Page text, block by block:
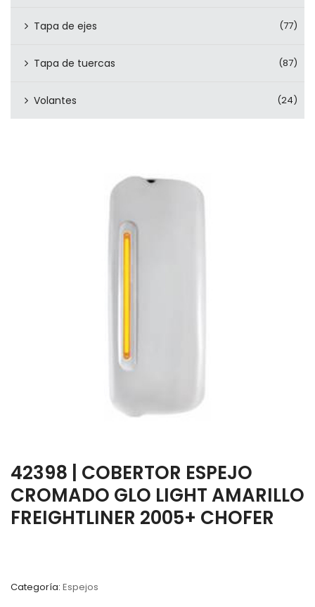
Tapa de ejes (77)
Tapa de tuercas (87)
Volantes (24)
42398 | COBERTOR ESPEJO
CROMADO GLO LIGHT AMARILLO
FREIGHTLINER 2005+ CHOFER
Categoría: Espejos